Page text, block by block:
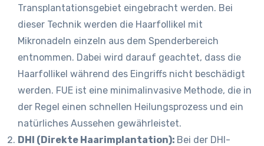
Transplantationsgebiet eingebracht werden. Bei
dieser Technik werden die Haarfollikel mit
Mikronadeln einzeln aus dem Spenderbereich
entnommen. Dabei wird darauf geachtet, dass die
Haarfollikel während des Eingriffs nicht beschädigt
werden. FUE ist eine minimalinvasive Methode, die in
der Regel einen schnellen Heilungsprozess und ein
natürliches Aussehen gewährleistet.
DHI (Direkte Haarimplantation): Bei der DHI-